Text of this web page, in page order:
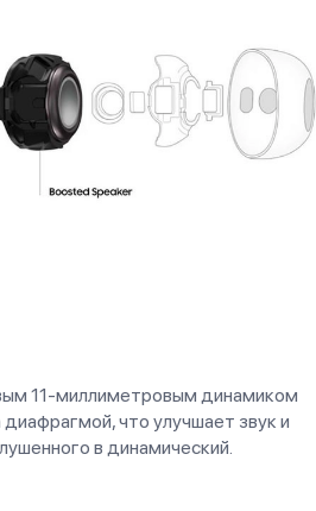
11-миллиметровым динамиком
диафрагмой, что улучшает звук и
в динамический.